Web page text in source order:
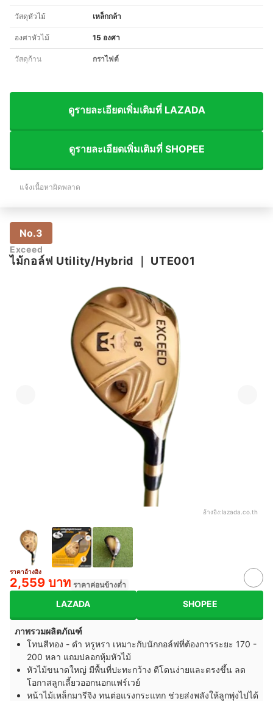
วัสดุหัวไม้ เหล็กกล้า
องศาหัวไม้ 15 องศา
วัสดุก้าน กราไฟต์
ดูรายละเอียดเพิ่มเติมที่ LAZADA
ดูรายละเอียดเพิ่มเติมที่ SHOPEE
แจ้งเนื้อหาผิดพลาด
No.3
Exceed
ไม้กอล์ฟ Utility/Hybrid ｜ UTE001
อ้างอิง:lazada.co.th
ราคาอ้างอิง
2,559 บาท ราคาค่อนข้างต่ำ
LAZADA SHOPEE
ภาพรวมผลิตภัณฑ์
โทนสีทอง - ดำ หรูหรา เหมาะกับนักกอล์ฟที่ต้องการระยะ 170 -
200 หลา แถมปลอกหุ้มหัวไม้
หัวไม้ขนาดใหญ่ มีพื้นที่ปะทะกว้าง ตีโดนง่ายและตรงขึ้น ลด
โอกาสลูกเลี้ยวออกนอกแฟร์เวย์
หน้าไม้เหล็กมารีจิง ทนต่อแรงกระแทก ช่วยส่งพลังให้ลูกพุ่งไปได้